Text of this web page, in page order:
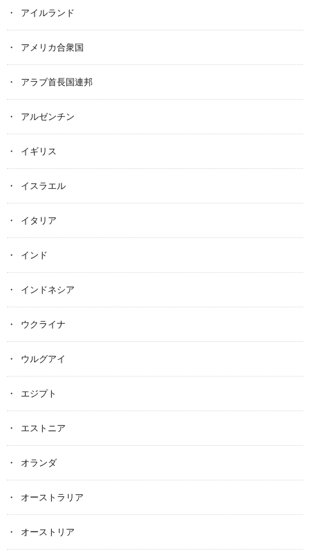
アイルランド
アメリカ合衆国
アラブ首長国連邦
アルゼンチン
イギリス
イスラエル
イタリア
インド
インドネシア
ウクライナ
ウルグアイ
エジプト
エストニア
オランダ
オーストラリア
オーストリア